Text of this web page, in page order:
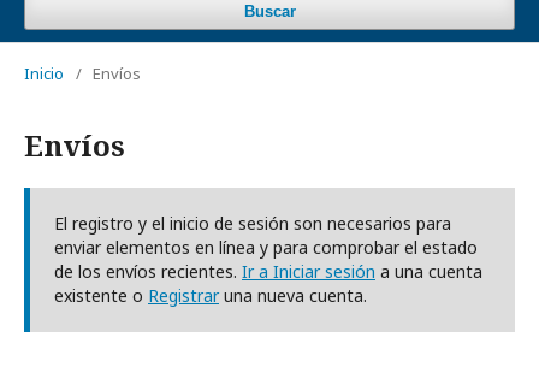
Buscar
Inicio / Envíos
Envíos
El registro y el inicio de sesión son necesarios para
enviar elementos en línea y para comprobar el estado
de los envíos recientes. Ir a Iniciar sesión a una cuenta
existente o Registraruna nueva cuenta.